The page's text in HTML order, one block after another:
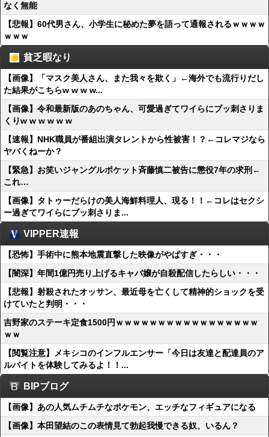
なく無能
【悲報】60代男さん、小学生に秘めた夢を語って通報されるｗｗｗｗ
ｗｗｗ
貧乏暇なり
【画像】「マスク美人さん、また我々を欺く」←海外でも流行りだし
た結果がこちらw w w w...
【画像】令和最新版のあのちゃん、可愛過ぎてワイらにブッ刺さりま
くりw w w w w w
【速報】NHK職員が番組出演タレントから性被害！？←コレマジなら
ヤバくねーか？
【緊急】お笑いジャングルポケット斉藤慎二被告に懲役7年の求刑←
これ…
【画像】タトゥーだらけの美人海鮮料理人、現る！！←コレはセクシ
ー過ぎてワイらにブッ刺さりま...
VIPPER速報
【恐怖】手術中に熊本地震直撃した映像がやばすぎ・・・
【闇深】年間1億円売り上げるキャバ嬢が自殺配信したらしい・・・
【悲報】射殺されたオッサン、最近母を亡くして精神的ショックを受
けていたと判明・・・
吉野家のステーキ定食1500円ｗｗｗｗｗｗｗｗｗｗｗｗｗｗｗｗｗ
ｗｗ
【閲覧注意】メキシコのインフルエンサー「今日は友達と配達員のア
ルバイトを体験してみるよ！！...
BIPブログ
【画像】あの人気ムチムチなポケモン、エッチなフィギュアになる
【画像】本田望結のこの表情見て勃起我慢できる奴、いるん？